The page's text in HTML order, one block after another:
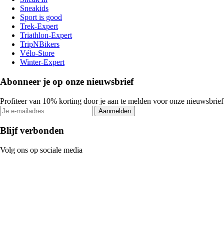
Sneakids
Sport is good
Trek-Expert
Triathlon-Expert
TripNBikers
Vélo-Store
Winter-Expert
Abonneer je op onze nieuwsbrief
Profiteer van 10% korting door je aan te melden voor onze nieuwsbrief
Aanmelden
Blijf verbonden
Volg ons op sociale media